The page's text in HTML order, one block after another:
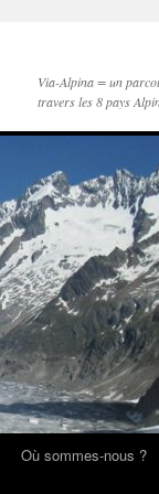
Via-Alpina = un
travers les 8 pays
Où sommes-nous ?